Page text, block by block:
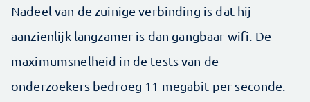
Nadeel van de zuinige verbinding is dat hij
aanzienlijk langzamer is dan gangbaar wifi. De
maximumsnelheid in de tests van de
onderzoekers bedroeg 11 megabit per seconde.